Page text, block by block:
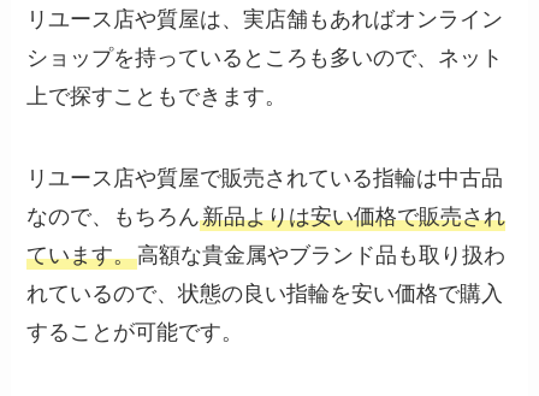
リユース店や質屋は、実店舗もあればオンライン
ショップを持っているところも多いので、ネット
上で探すこともできます。
リユース店や質屋で販売されている指輪は中古品
なので、もちろん新品よりは安い価格で販売され
ています。高額な貴金属やブランド品も取り扱わ
れているので、状態の良い指輪を安い価格で購入
することが可能です。